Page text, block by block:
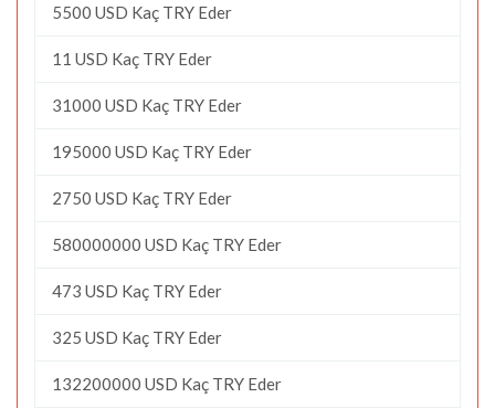
5500 USD Kaç TRY Eder
11 USD Kaç TRY Eder
31000 USD Kaç TRY Eder
195000 USD Kaç TRY Eder
2750 USD Kaç TRY Eder
580000000 USD Kaç TRY Eder
473 USD Kaç TRY Eder
325 USD Kaç TRY Eder
132200000 USD Kaç TRY Eder